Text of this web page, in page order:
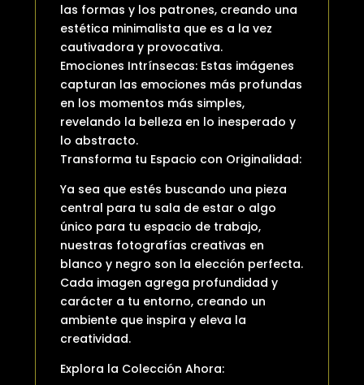
las formas y los patrones, creando una
estética minimalista que es a la vez
cautivadora y provocativa.
Emociones Intrínsecas: Estas imágenes
capturan las emociones más profundas
en los momentos más simples,
revelando la belleza en lo inesperado y
lo abstracto.
Transforma tu Espacio con Originalidad:
Ya sea que estés buscando una pieza
central para tu sala de estar o algo
único para tu espacio de trabajo,
nuestras fotografías creativas en
blanco y negro son la elección perfecta.
Cada imagen agrega profundidad y
carácter a tu entorno, creando un
ambiente que inspira y eleva la
creatividad.
Explora la Colección Ahora: